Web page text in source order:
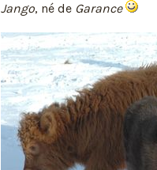
Jango, né de Garance